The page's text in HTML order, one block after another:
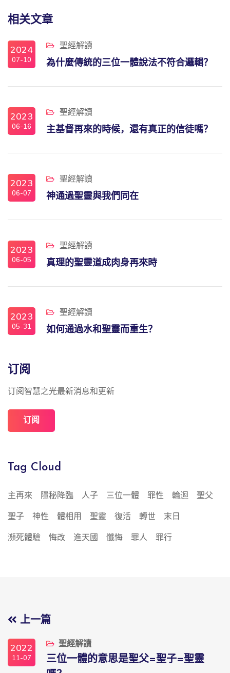
相关文章
2024
07-10
聖經解讀
為什麼傳統的三位一體說法不符合邏輯？
2023
06-16
聖經解讀
主基督再來的時候，還有真正的信徒嗎？
2023
06-07
聖經解讀
神通過聖靈與我們同在
2023
06-05
聖經解讀
真理的聖靈道成肉身再來時
2023
05-31
聖經解讀
如何通過水和聖靈而重生？
订阅
订阅智慧之光最新消息和更新
订阅
Tag Cloud
主再來 隱秘降臨 人子 三位一體 罪性 輪迴 聖父
聖子 神性 體相用 聖靈 復活 轉世 末日
瀕死體驗 悔改 進天國 懺悔 罪人 罪行
上一篇
2022
11-07
聖經解讀
三位一體的意思是聖父=聖子=聖靈